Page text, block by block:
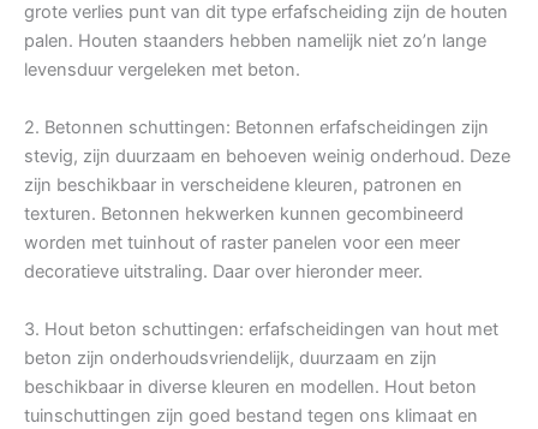
grote verlies punt van dit type erfafscheiding zijn de houten
palen. Houten staanders hebben namelijk niet zo’n lange
levensduur vergeleken met beton.
2. Betonnen schuttingen: Betonnen erfafscheidingen zijn
stevig, zijn duurzaam en behoeven weinig onderhoud. Deze
zijn beschikbaar in verscheidene kleuren, patronen en
texturen. Betonnen hekwerken kunnen gecombineerd
worden met tuinhout of raster panelen voor een meer
decoratieve uitstraling. Daar over hieronder meer.
3. Hout beton schuttingen: erfafscheidingen van hout met
beton zijn onderhoudsvriendelijk, duurzaam en zijn
beschikbaar in diverse kleuren en modellen. Hout beton
tuinschuttingen zijn goed bestand tegen ons klimaat en